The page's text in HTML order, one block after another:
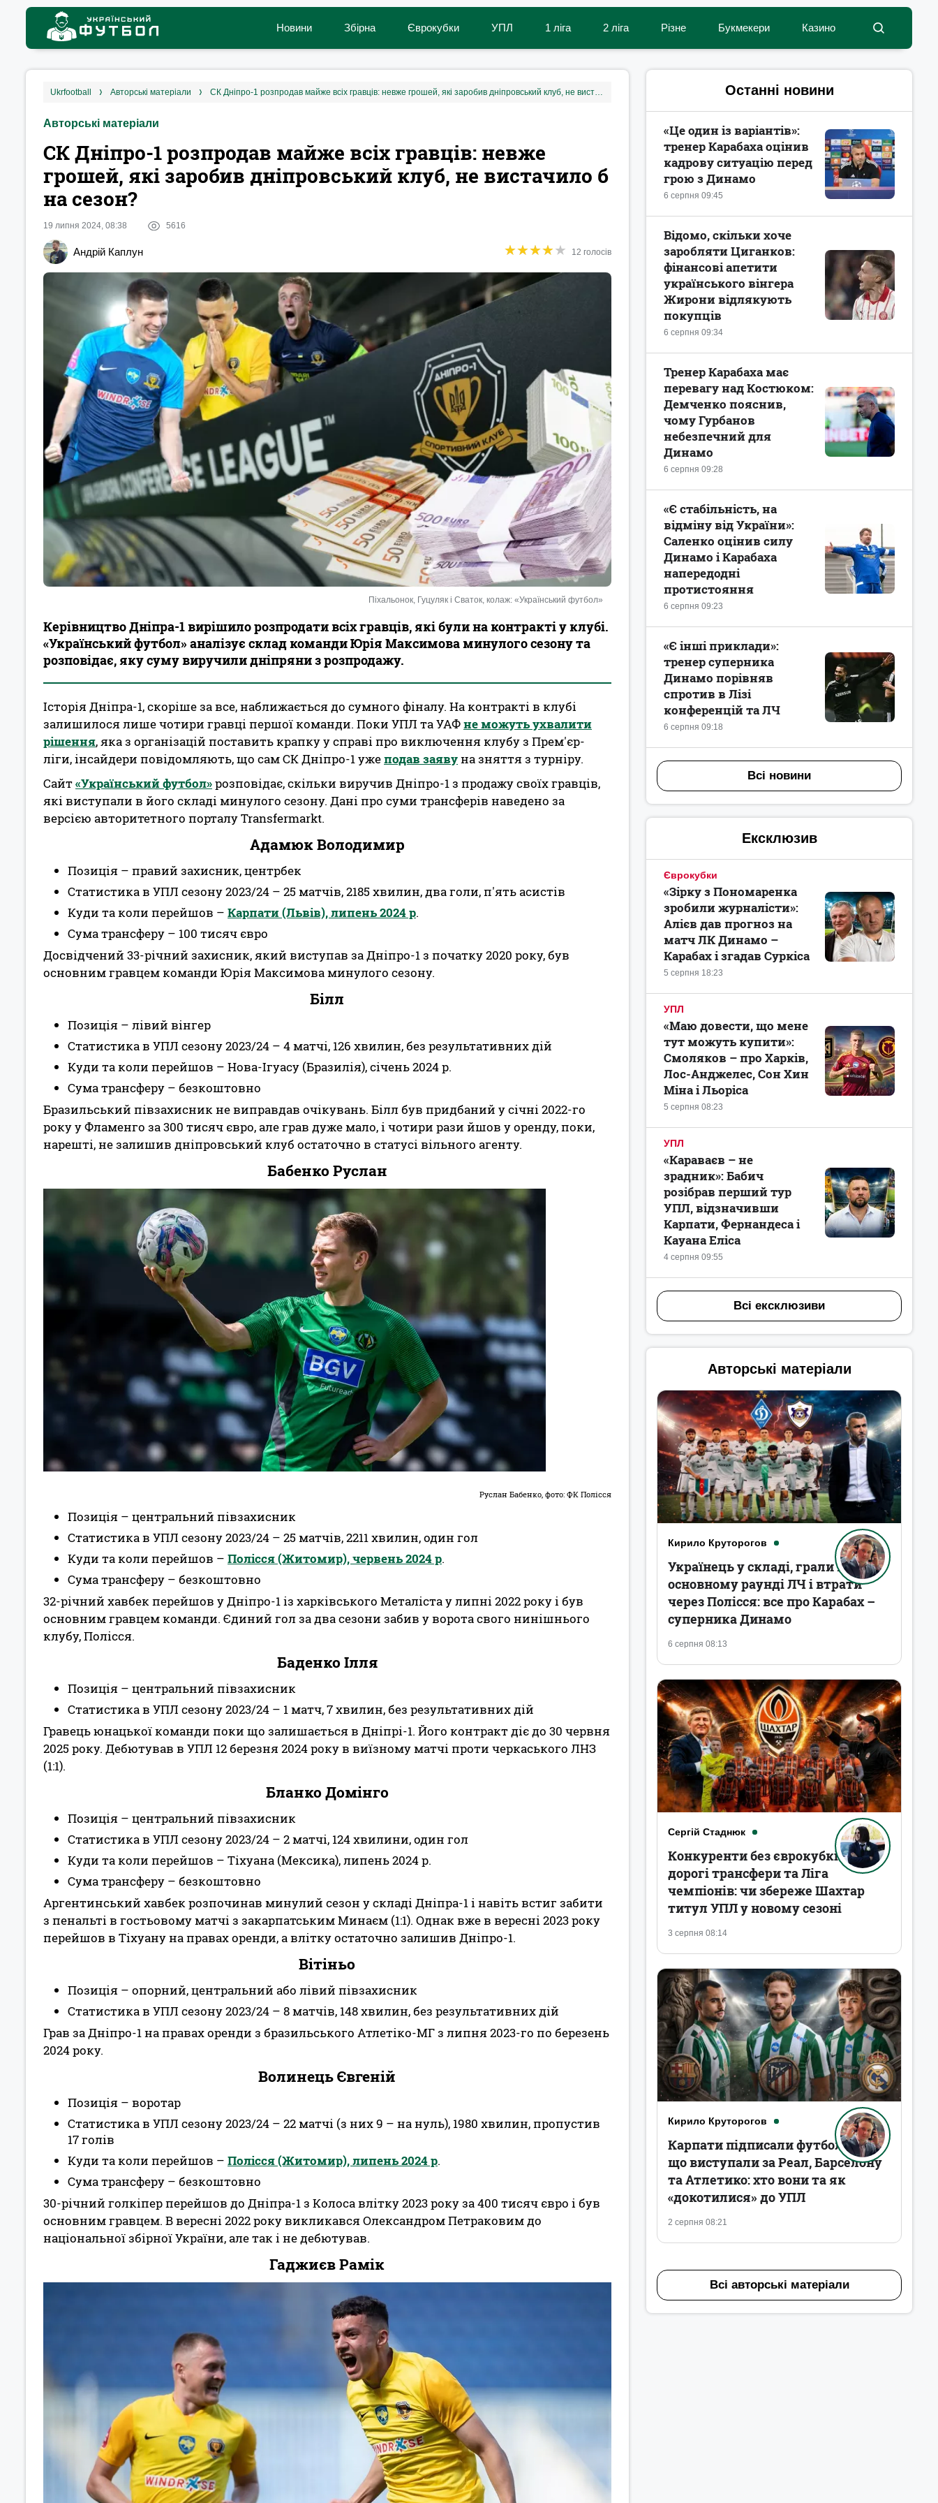
Новини Збірна Єврокубки УПЛ 1 ліга 2 ліга Різне Букмекери Казино
ukrfootball авторські матеріали СК Дніпро-1 розпродав майже всіх гравців: невже грошей, які заробив дніпровський клуб, не вистачило б на сезон?
Авторські матеріали
СК Дніпро-1 розпродав майже всіх гравців: невже
грошей, які заробив дніпровський клуб, не вистачило б
на сезон?
19 липня 2024, 08:38 5616
Андрій Каплун ★★★★★
★★★★★ 12 голосів
Піхальонок, Гуцуляк і Сваток, колаж: «Український футбол»
Керівництво Дніпра-1 вирішило розпродати всіх гравців, які були на контракті у клубі.
«Український футбол» аналізує склад команди Юрія Максимова минулого сезону та
розповідає, яку суму виручили дніпряни з розпродажу.
Історія Дніпра-1, скоріше за все, наближається до сумного фіналу. На контракті в клубі
залишилося лише чотири гравці першої команди. Поки УПЛ та УАФне можуть ухвалити
рішення, яка з організацій поставить крапку у справі про виключення клубу з Прем'єр-
ліги, інсайдери повідомляють, що сам СК Дніпро-1 ужеподав заявуна зняття з турніру.
Сайт«Український футбол»розповідає, скільки виручив Дніпро-1 з продажу своїх гравців,
які виступали в його складі минулого сезону. Дані про суми трансферів наведено за
версією авторитетного порталу Transfermarkt.
Адамюк Володимир
Позиція – правий захисник, центрбек
Статистика в УПЛ сезону 2023/24 – 25 матчів, 2185 хвилин, два голи, п'ять асистів
Куди та коли перейшов – Карпати (Львів), липень 2024 р.
Сума трансферу – 100 тисяч євро
Досвідчений 33-річний захисник, який виступав за Дніпро-1 з початку 2020 року, був
основним гравцем команди Юрія Максимова минулого сезону.
Білл
Позиція – лівий вінгер
Статистика в УПЛ сезону 2023/24 – 4 матчі, 126 хвилин, без результативних дій
Куди та коли перейшов – Нова-Ігуасу (Бразилія), січень 2024 р.
Сума трансферу – безкоштовно
Бразильський півзахисник не виправдав очікувань. Білл був придбаний у січні 2022-го
року у Фламенго за 300 тисяч євро, але грав дуже мало, і чотири рази йшов у оренду, поки,
нарешті, не залишив дніпровський клуб остаточно в статусі вільного агенту.
Бабенко Руслан
Руслан Бабенко, фото: ФК Полісся
Позиція – центральний півзахисник
Статистика в УПЛ сезону 2023/24 – 25 матчів, 2211 хвилин, один гол
Куди та коли перейшов – Полісся (Житомир), червень 2024 р.
Сума трансферу – безкоштовно
32-річний хавбек перейшов у Дніпро-1 із харківського Металіста у липні 2022 року і був
основним гравцем команди. Єдиний гол за два сезони забив у ворота свого нинішнього
клубу, Полісся.
Баденко Ілля
Позиція – центральний півзахисник
Статистика в УПЛ сезону 2023/24 – 1 матч, 7 хвилин, без результативних дій
Гравець юнацької команди поки що залишається в Дніпрі-1. Його контракт діє до 30 червня
2025 року. Дебютував в УПЛ 12 березня 2024 року в виїзному матчі проти черкаського ЛНЗ
(1:1).
Бланко Домінго
Позиція – центральний півзахисник
Статистика в УПЛ сезону 2023/24 – 2 матчі, 124 хвилини, один гол
Куди та коли перейшов – Тіхуана (Мексика), липень 2024 р.
Сума трансферу – безкоштовно
Аргентинський хавбек розпочинав минулий сезон у складі Дніпра-1 і навіть встиг забити
з пенальті в гостьовому матчі з закарпатським Минаєм (1:1). Однак вже в вересні 2023 року
перейшов в Тіхуану на правах оренди, а влітку остаточно залишив Дніпро-1.
Вітіньо
Позиція – опорний, центральний або лівий півзахисник
Статистика в УПЛ сезону 2023/24 – 8 матчів, 148 хвилин, без результативних дій
Грав за Дніпро-1 на правах оренди з бразильського Атлетіко-МГ з липня 2023-го по березень
2024 року.
Волинець Євгеній
Позиція – воротар
Статистика в УПЛ сезону 2023/24 – 22 матчі (з них 9 – на нуль), 1980 хвилин, пропустив
17 голів
Куди та коли перейшов – Полісся (Житомир), липень 2024 р.
Сума трансферу – безкоштовно
30-річний голкіпер перейшов до Дніпра-1 з Колоса влітку 2023 року за 400 тисяч євро і був
основним гравцем. В вересні 2022 року викликався Олександром Петраковим до
національної збірної України, але так і не дебютував.
Гаджиєв Рамік
Останні новини
6 серпня 09:45
«Це один із варіантів»:
тренер Карабаха оцінив
кадрову ситуацію перед
грою з Динамо
6 серпня 09:34
Відомо, скільки хоче
заробляти Циганков:
фінансові апетити
українського вінгера
Жирони відлякують
покупців
6 серпня 09:28
Тренер Карабаха має
перевагу над Костюком:
Демченко пояснив,
чому Гурбанов
небезпечний для
Динамо
6 серпня 09:23
«Є стабільність, на
відміну від України»:
Саленко оцінив силу
Динамо і Карабаха
напередодні
протистояння
6 серпня 09:18
«Є інші приклади»:
тренер суперника
Динамо порівняв
спротив в Лізі
конференцій та ЛЧ
Всі новини
Ексклюзив
Єврокубки
5 серпня 18:23
«Зірку з Пономаренка
зробили журналісти»:
Алієв дав прогноз на
матч ЛК Динамо –
Карабах і згадав Суркіса
УПЛ
5 серпня 08:23
«Маю довести, що мене
тут можуть купити»:
Смоляков – про Харків,
Лос-Анджелес, Сон Хин
Міна і Льоріса
УПЛ
4 серпня 09:55
«Караваєв – не
зрадник»: Бабич
розібрав перший тур
УПЛ, відзначивши
Карпати, Фернандеса і
Кауана Еліса
Всі ексклюзиви
Авторські матеріали
Кирило Круторогов
6 серпня 08:13
Українець у складі, грали в
основному раунді ЛЧ і втрати
через Полісся: все про Карабах –
суперника Динамо
Сергій Стаднюк
3 серпня 08:14
Конкуренти без єврокубків,
дорогі трансфери та Ліга
чемпіонів: чи збереже Шахтар
титул УПЛ у новому сезоні
Кирило Круторогов
2 серпня 08:21
Карпати підписали футболістів,
що виступали за Реал, Барселону
та Атлетико: хто вони та як
«докотилися» до УПЛ
Всі авторські матеріали